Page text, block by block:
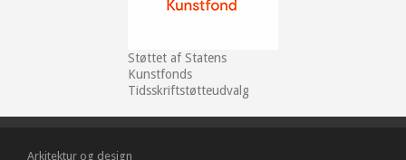
Støttet af Statens
Kunstfonds
Tidsskriftstøtteudvalg
Arkitektur og design